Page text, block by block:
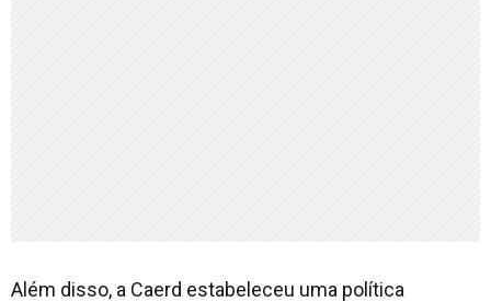
Além disso, a Caerd estabeleceu uma política